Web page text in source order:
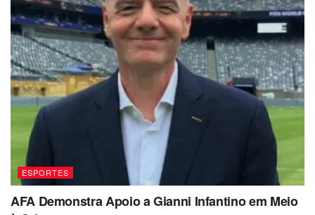
ESPORTES
AFA Demonstra Apoio a Gianni Infantino em Meio